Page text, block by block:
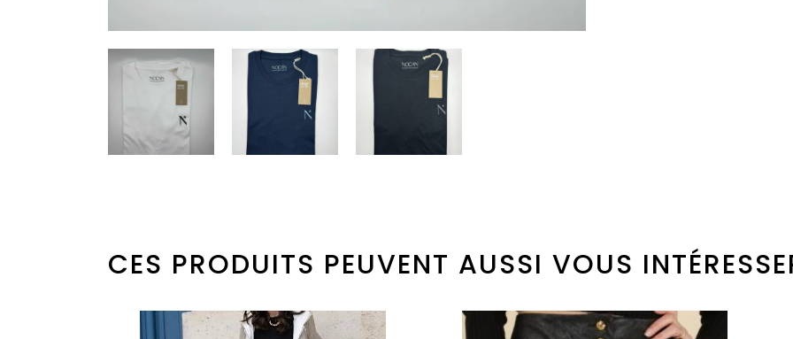
CES PRODUITS PEUVENT AUSSI VOUS